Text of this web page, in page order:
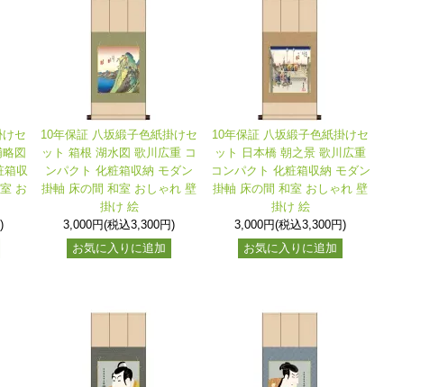
セ
図
箱収
お
10年保証 八坂緞子色紙掛けセ
ット 箱根 湖水図 歌川広重 コ
ンパクト 化粧箱収納 モダン
掛軸 床の間 和室 おしゃれ 壁
掛け 絵
3,000円(税込3,300円)
お気に入りに追加
10年保証 八坂緞子色紙掛けセ
ット 日本橋 朝之景 歌川広重
コンパクト 化粧箱収納 モダン
掛軸 床の間 和室 おしゃれ 壁
掛け 絵
3,000円(税込3,300円)
お気に入りに追加